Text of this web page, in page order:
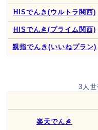
HISでんき(ウルトラ関西)
HISでんき(プライム関西)
親指でんき(いいねプラン)
3人
楽天でんき